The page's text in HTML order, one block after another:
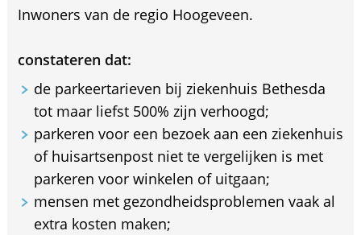
Inwoners van de regio Hoogeveen.
constateren dat:
de parkeertarieven bij ziekenhuis Bethesda
tot maar liefst 500% zijn verhoogd;
parkeren voor een bezoek aan een ziekenhuis
of huisartsenpost niet te vergelijken is met
parkeren voor winkelen of uitgaan;
mensen met gezondheidsproblemen vaak al
extra kosten maken;